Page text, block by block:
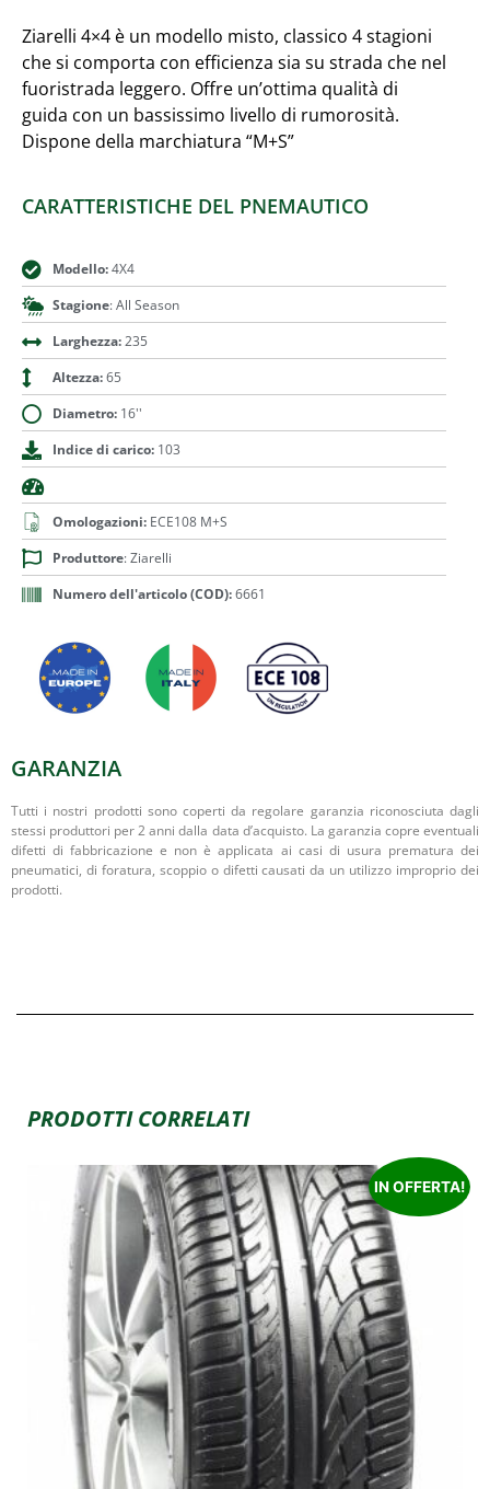
Ziarelli 4×4 è un modello misto, classico 4 stagioni
che si comporta con efficienza sia su strada che nel
fuoristrada leggero. Offre un’ottima qualità di
guida con un bassissimo livello di rumorosità.
Dispone della marchiatura “M+S”
CARATTERISTICHE DEL PNEMAUTICO
Modello:4X4
Stagione: All Season
Larghezza:235
Altezza:65
Diametro:16''
Indice di carico:103
Omologazioni:ECE108 M+S
Produttore: Ziarelli
Numero dell'articolo (COD):6661
GARANZIA
Tutti i nostri prodotti sono coperti da regolare garanzia riconosciuta dagli
stessi produttori per 2 anni dalla data d’acquisto. La garanzia copre eventuali
difetti di fabbricazione e non è applicata ai casi di usura prematura dei
pneumatici, di foratura, scoppio o difetti causati da un utilizzo improprio dei
prodotti.
PRODOTTI CORRELATI
IN OFFERTA!